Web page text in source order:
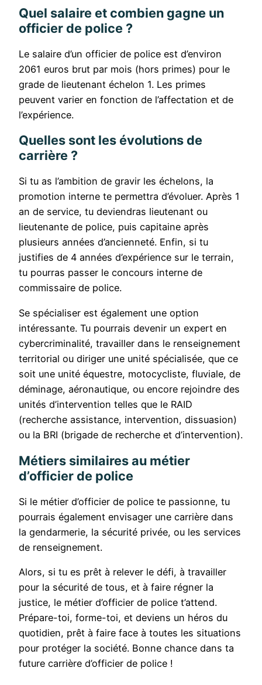
Quel salaire et combien gagne un
officier de police ?
Le salaire d’un officier de police est d’environ
2061 euros brut par mois (hors primes) pour le
grade de lieutenant échelon 1. Les primes
peuvent varier en fonction de l’affectation et de
l’expérience.
Quelles sont les évolutions de
carrière ?
Si tu as l’ambition de gravir les échelons, la
promotion interne te permettra d’évoluer. Après 1
an de service, tu deviendras lieutenant ou
lieutenante de police, puis capitaine après
plusieurs années d’ancienneté. Enfin, si tu
justifies de 4 années d’expérience sur le terrain,
tu pourras passer le concours interne de
commissaire de police.
Se spécialiser est également une option
intéressante. Tu pourrais devenir un expert en
cybercriminalité, travailler dans le renseignement
territorial ou diriger une unité spécialisée, que ce
soit une unité équestre, motocycliste, fluviale, de
déminage, aéronautique, ou encore rejoindre des
unités d’intervention telles que le RAID
(recherche assistance, intervention, dissuasion)
ou la BRI (brigade de recherche et d’intervention).
Métiers similaires au métier
d’officier de police
Si le métier d’officier de police te passionne, tu
pourrais également envisager une carrière dans
la gendarmerie, la sécurité privée, ou les services
de renseignement.
Alors, si tu es prêt à relever le défi, à travailler
pour la sécurité de tous, et à faire régner la
justice, le métier d’officier de police t’attend.
Prépare-toi, forme-toi, et deviens un héros du
quotidien, prêt à faire face à toutes les situations
pour protéger la société. Bonne chance dans ta
future carrière d’officier de police !